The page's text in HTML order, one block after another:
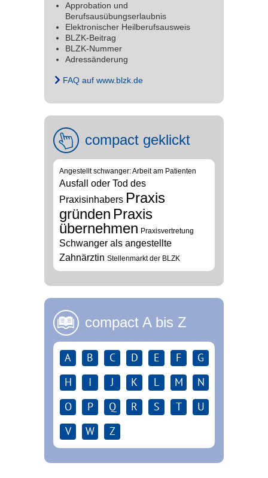
Approbation und
Berufsausübungserlaubnis
Elektronischer Heilberufsausweis
BLZK-Beitrag
BLZK-Nummer
Adressänderung
FAQ auf www.blzk.de
compact geklickt
Angestellt schwanger: Arbeit am Patienten
Ausfall oder Tod des
Praxisinhabers Praxis
gründen Praxis
übernehmen Praxisvertretung
Schwanger als angestellte
Zahnärztin Stellenmarkt der BLZK
compact A bis Z
A B C D E F
G
H
I J K L M
N
O
P Q R S T
U
V
W Z